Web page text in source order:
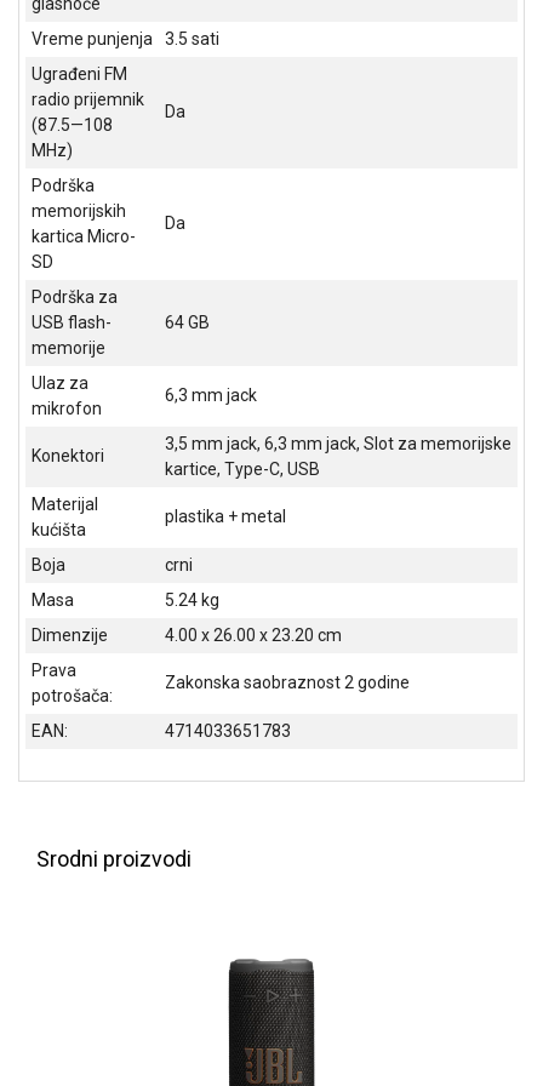
Vreme punjenja
3.5 sati
Ugrađeni FM
radio prijemnik
(87.5—108
MHz)
Da
Podrška
memorijskih
kartica Micro-
SD
Da
Podrška za
USB flash-
memorije
64 GB
Ulaz za
mikrofon
6,3 mm jack
Konektori
3,5 mm jack, 6,3 mm jack, Slot za memorijske
kartice, Type-C, USB
Materijal
kućišta
plastika + metal
Boja
crni
Masa
5.24 kg
Dimenzije
4.00 x 26.00 x 23.20 cm
Prava
potrošača:
Zakonska saobraznost 2 godine
EAN: 4714033651783
Srodni proizvodi